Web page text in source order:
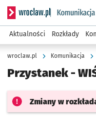
Serwis informacyjny
Aktualności Rozkłady
wroclaw.pl Komunikacja
Przystanek -
Zmiany w